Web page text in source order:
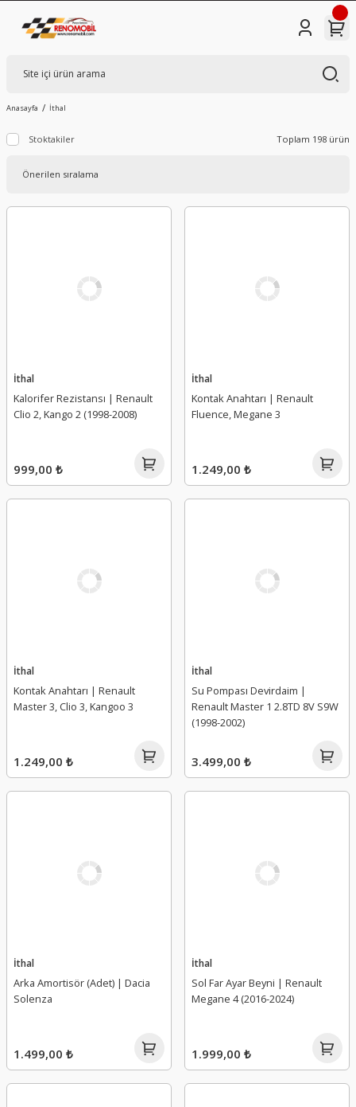
Anasayfa İthal
Stoktakiler Toplam 198 ürün
İthal
Kalorifer Rezistansı | Renault
Clio 2, Kango 2 (1998-2008)
999,00 ₺
İthal
Kontak Anahtarı | Renault
Fluence, Megane 3
1.249,00 ₺
İthal
Kontak Anahtarı | Renault
Master 3, Clio 3, Kangoo 3
1.249,00 ₺
İthal
Su Pompası Devirdaim |
Renault Master 1 2.8TD 8V S9W
(1998-2002)
3.499,00 ₺
İthal
Arka Amortisör (Adet) | Dacia
Solenza
1.499,00 ₺
İthal
Sol Far Ayar Beyni | Renault
Megane 4 (2016-2024)
1.999,00 ₺